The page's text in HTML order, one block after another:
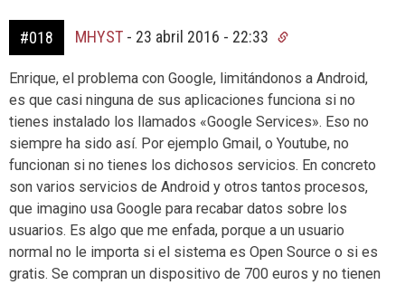
#018 MHYST - 23 abril 2016 - 22:33
Enrique, el problema con Google, limitándonos a Android,
es que casi ninguna de sus aplicaciones funciona si no
tienes instalado los llamados «Google Services». Eso no
siempre ha sido así. Por ejemplo Gmail, o Youtube, no
funcionan si no tienes los dichosos servicios. En concreto
son varios servicios de Android y otros tantos procesos,
que imagino usa Google para recabar datos sobre los
usuarios. Es algo que me enfada, porque a un usuario
normal no le importa si el sistema es Open Source o si es
gratis. Se compran un dispositivo de 700 euros y no tienen